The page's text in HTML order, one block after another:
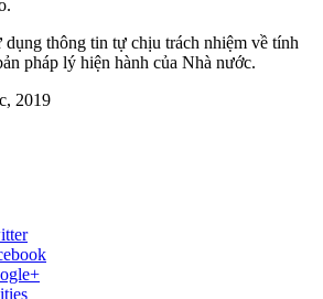
thông tin tự chịu trách nhiệm về tính
pháp lý hiện hành của Nhà nước.
2019